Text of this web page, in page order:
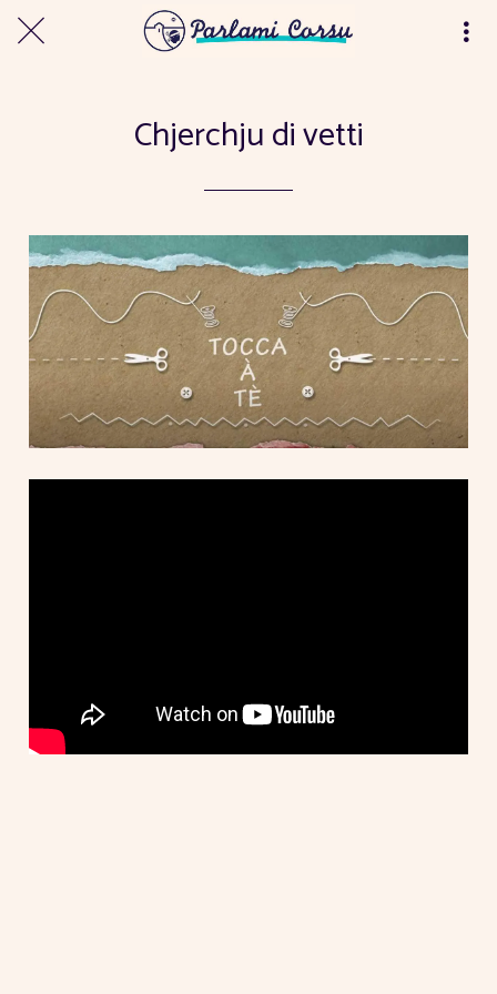
Chjerchju di vetti